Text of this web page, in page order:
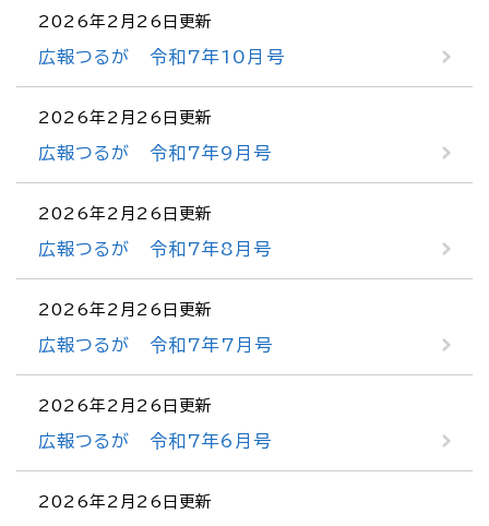
2026年2月26日更新
広報つるが 令和7年10月号
2026年2月26日更新
広報つるが 令和7年9月号
2026年2月26日更新
広報つるが 令和7年8月号
2026年2月26日更新
広報つるが 令和7年7月号
2026年2月26日更新
広報つるが 令和7年6月号
2026年2月26日更新